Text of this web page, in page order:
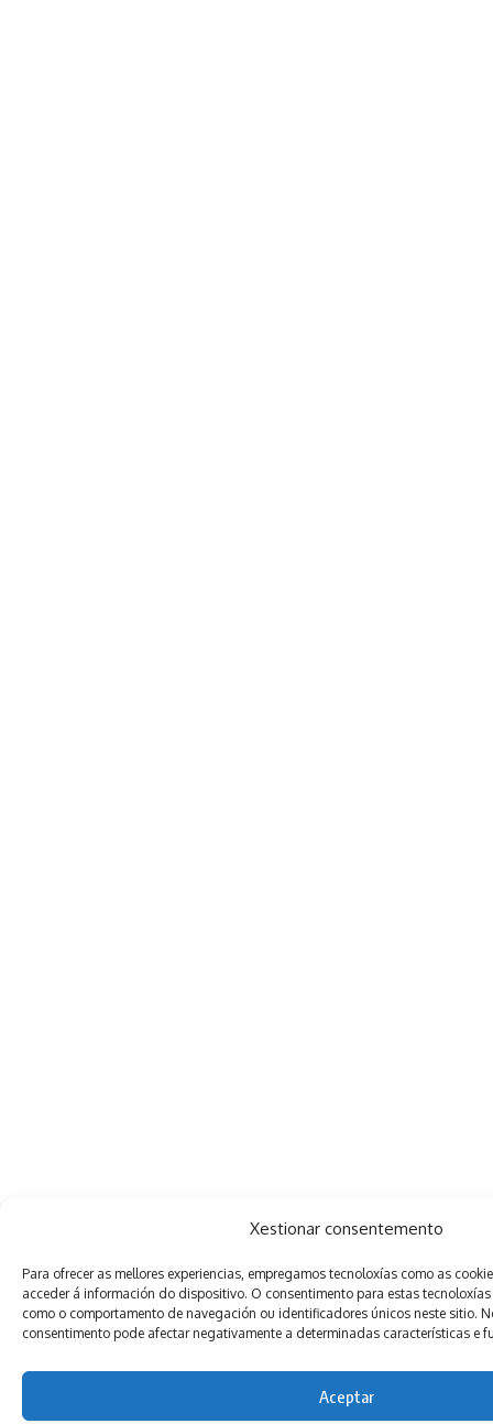
Xestionar consentemento
Para ofrecer as mellores experiencias, empregamos tecnoloxías como as
acceder á información do dispositivo. O consentimento para estas
como o comportamento de navegación ou identificadores únicos neste sitio.
consentimento pode afectar negativamente a determinadas características e
Aceptar